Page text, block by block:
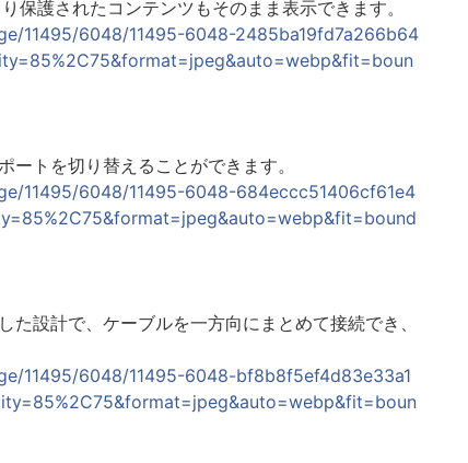
護されたコンテンツもそのまま表示できます。
11495/6048/11495-6048-2485ba19fd7a266b64
トを切り替えることができます。
11495/6048/11495-6048-684eccc51406cf61e4
設計で、ケーブルを一方向にまとめて接続でき、
11495/6048/11495-6048-bf8b8f5ef4d83e33a1